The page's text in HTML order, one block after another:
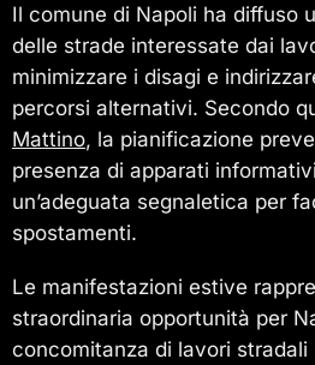
Il comune di Napoli ha diffuso
delle strade interessate dai
minimizzare i disagi e
percorsi alternativi. Secondo
Mattino, la pianificazione
presenza di apparati
un’adeguata segnaletica per
spostamenti.
Le manifestazioni estive
straordinaria opportunità per
concomitanza di lavori stradali